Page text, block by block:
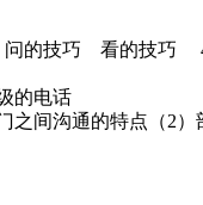
问的技巧 看的技
的电话
间沟通的特点（2